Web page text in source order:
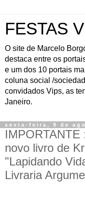
FESTAS
O site de Marcelo
destaca entre os
e um dos 10 portais
coluna social /
convidados Vips, as
Janeiro.
sexta-feira, 9 de
IMPORTANTE
novo livro de
"Lapidando
Livraria